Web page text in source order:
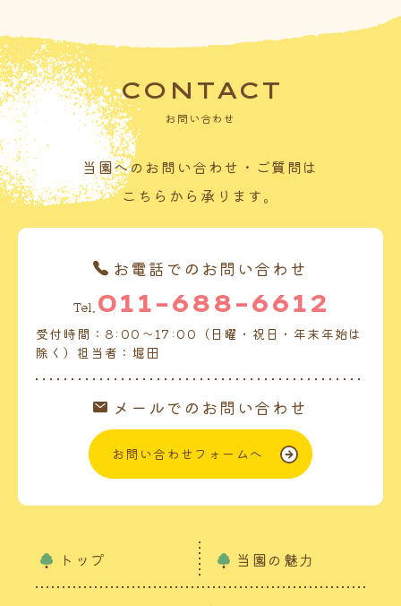
CONTACT
お問い合わせ
当園へのお問い合わせ・ご質問は
こちらから承ります。
お電話でのお問い合わせ
Tel. 011-688-6612
受付時間：8:00～17:00（日曜・祝日・年末年始は
除く）担当者：堀田
メールでのお問い合わせ
お問い合わせフォームへ
トップ 当園の魅力